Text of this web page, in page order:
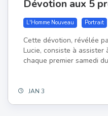
Dévotion aux 5
L'Homme Nouveau Portrait
Cette dévotion, révélée
Lucie, consiste à assister
chaque premier samedi
JAN 3